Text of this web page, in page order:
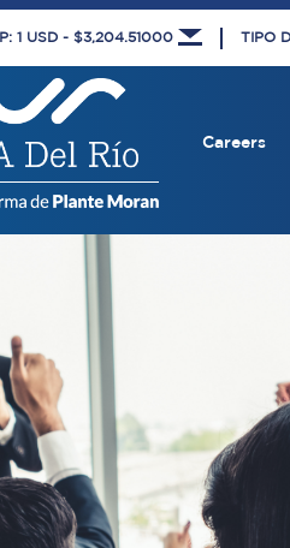
1 USD - $3,204.51000 TIPO
Careers